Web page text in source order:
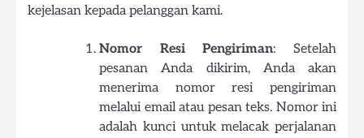
kejelasan kepada pelanggan kami.
Nomor Resi Pengiriman: Setelah
pesanan Anda dikirim, Anda akan
menerima nomor resi pengiriman
melalui email atau pesan teks. Nomor ini
adalah kunci untuk melacak perjalanan